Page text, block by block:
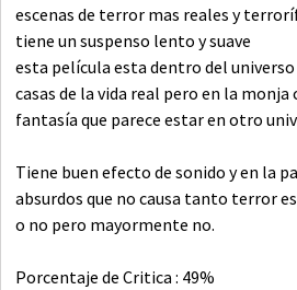
escenas de terror mas reales y
tiene un suspenso lento y suave
esta película esta dentro del
casas de la vida real pero en la
fantasía que parece estar en otro
Tiene buen efecto de sonido y en la
absurdos que no causa tanto terror
o no pero mayormente no.
Porcentaje de Critica : 49%